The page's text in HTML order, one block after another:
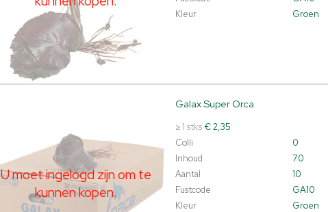
Kleur
Groen
U moet ingelogd zijn om te
kunnen kopen.
Galax Super Orca
≥ 1 stks€ 2,35
Colli
0
Inhoud
70
Aantal
10
Fustcode
GA10
Kleur
Groen
U moet ingelogd zijn om te kunnen kopen. Klik hier om in te loggen.